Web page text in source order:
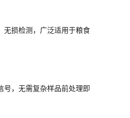
无损检测，广泛适用于粮食
号，无需复杂样品前处理即